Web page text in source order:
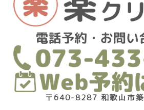
〒640-8287 和歌山市